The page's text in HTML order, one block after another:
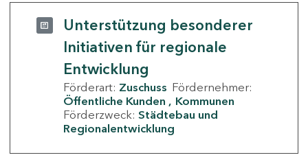
Unterstützung besonderer
Initiativen für regionale
Entwicklung
Förderart: Zuschuss Fördernehmer:
Öffentliche Kunden
Kommunen
Förderzweck: Städtebau und
Regionalentwicklung